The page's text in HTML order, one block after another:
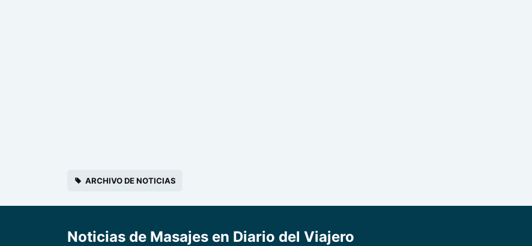
ARCHIVO DE NOTICIAS
Noticias de Masajes en Diario del Viajero